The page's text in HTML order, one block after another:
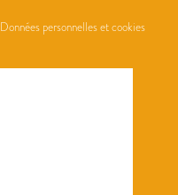
Données personnelles et cookies